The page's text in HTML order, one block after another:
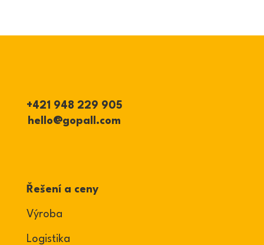
+421 948 229 905
hello@gopall.com
Řešení a ceny
Výroba
Logistika